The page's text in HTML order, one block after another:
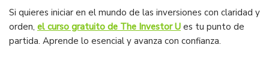
Si quieres iniciar en el mundo de las inversiones con claridad y
orden, el curso gratuito de The Investor U es tu punto de
partida. Aprende lo esencial y avanza con confianza.